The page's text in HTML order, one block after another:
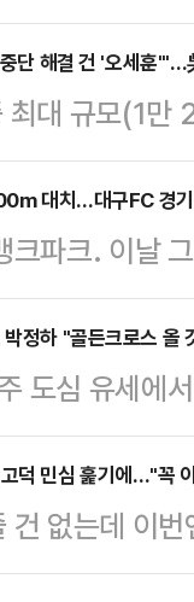
략에 나섰다.
배에 참석한
사찰 건물에
심 공양을
들과 만나 "
부처님오신
릴 때…
단 해결 건 '오세훈'"…
최대 규모(1
관심이 쏠리
, 이 단지가
수로 꼽히는
24일 오후
레온 내 지
을 찾는 것으
를…
대치…대구FC 경
파크. 이날
점퍼, 100m
호 국민의힘
경기장 앞에
들이 경기장
향하는 발걸
었다. 양 캠프
정하 "골든크로스 올
도심 유세에
다.김진태 국
달라졌다"
가 올 것"이
심 유세에는
덕 민심 훑기에…"꼭
건 없는데 이
박산 중앙공